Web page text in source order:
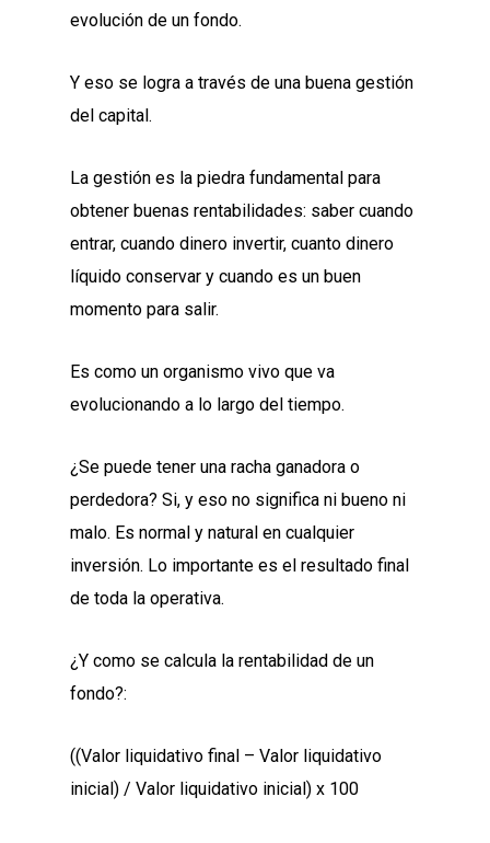
evolución de un fondo.
Y eso se logra a través de una buena gestión
del capital.
La gestión es la piedra fundamental para
obtener buenas rentabilidades: saber cuando
entrar, cuando dinero invertir, cuanto dinero
líquido conservar y cuando es un buen
momento para salir.
Es como un organismo vivo que va
evolucionando a lo largo del tiempo.
¿Se puede tener una racha ganadora o
perdedora? Si, y eso no significa ni bueno ni
malo. Es normal y natural en cualquier
inversión. Lo importante es el resultado final
de toda la operativa.
¿Y como se calcula la rentabilidad de un
fondo?:
((Valor liquidativo final – Valor liquidativo
inicial) / Valor liquidativo inicial) x 100